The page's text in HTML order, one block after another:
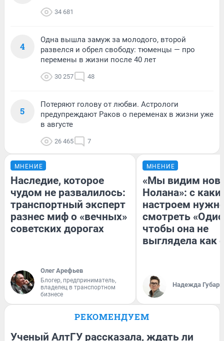
34 681
4
Одна вышла замуж за молодого, второй
развелся и обрел свободу: тюменцы — про
перемены в жизни после 40 лет
30 257 48
5
Потеряют голову от любви. Астрологи
предупреждают Раков о переменах в жизни уже
в августе
26 465 7
МНЕНИЕ
Наследие, которое
чудом не развалилось:
транспортный эксперт
разнес миф о «вечных»
советских дорогах
Олег Арефьев
Блогер, предприниматель,
владелец в транспортном
бизнесе
МНЕНИЕ
«Мы видим
Нолана»: с
настроем
смотреть
чтобы она не
выглядела как
Надежда Губарь
РЕКОМЕНДУЕМ
Ученый АлтГУ рассказала, ждать ли